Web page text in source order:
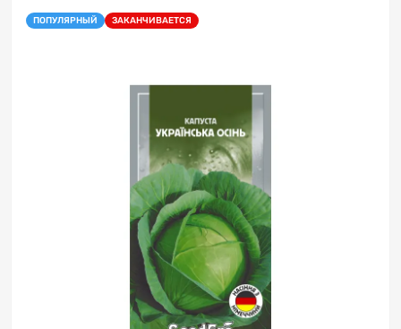
ПОПУЛЯРНЫЙ ЗАКАНЧИВАЕТСЯ